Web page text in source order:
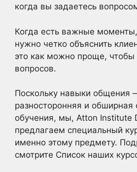
когда вы задаетесь
Когда есть важные
нужно четко объяснить
это как можно проще, чтобы
вопросов.
Поскольку навыки общения
разносторонняя и обширная
обучения, мы, Atton Institute
предлагаем специальный
именно этому предмету.
смотрите Список наших